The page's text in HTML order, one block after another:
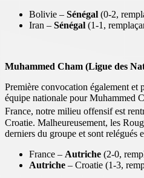
Bolivie – Sénégal (0-2,
Iran – Sénégal (1-1,
Muhammed Cham (Ligue des
Première convocation également et
équipe nationale pour Muhammed
France, notre milieu offensif est
Croatie. Malheureusement, les
derniers du groupe et sont relégués
France – Autriche (2-0,
Autriche – Croatie (1-3,